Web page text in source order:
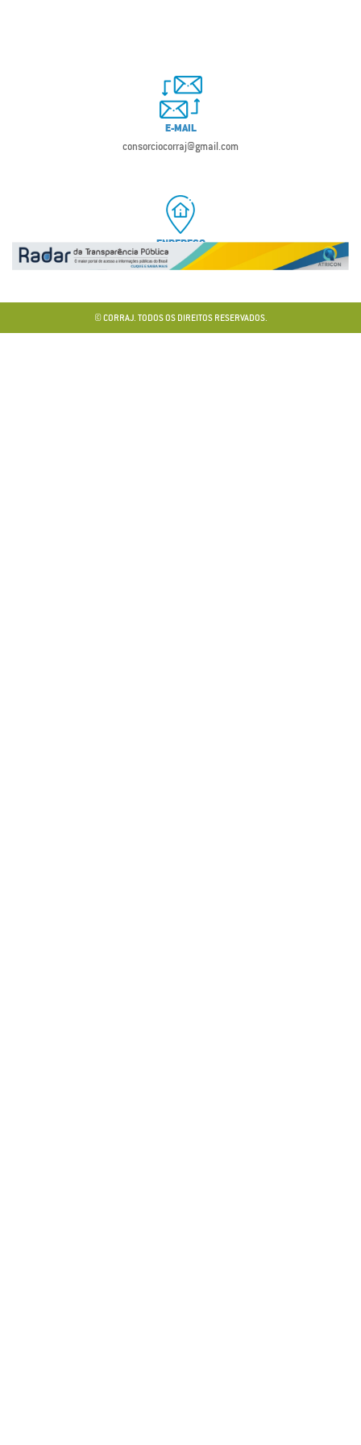
E-MAIL
consorciocorraj@gmail.com
ENDEREÇO
Avenida Carlos Roberto Costa, s/n, Bastiana, Iguatu – CE, CEP 63507-075
© CORRAJ. TODOS OS DIREITOS RESERVADOS.